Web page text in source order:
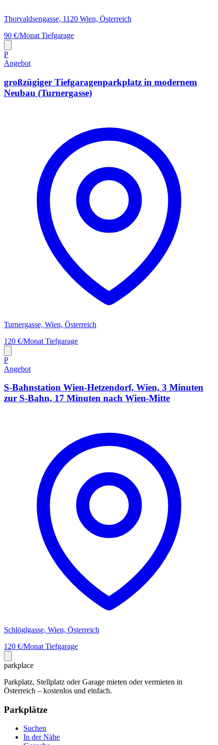
Thorvaldsengasse, 1120 Wien, Österreich
90 €/Monat Tiefgarage
P
Angebot
großzügiger Tiefgaragenparkplatz in modernem
Neubau (Turnergasse)
Turnergasse, Wien, Österreich
120 €/Monat Tiefgarage
P
Angebot
S-Bahnstation Wien-Hetzendorf, Wien, 3 Minuten
zur S-Bahn, 17 Minuten nach Wien-Mitte
Schlöglgasse, Wien, Österreich
120 €/Monat Tiefgarage
parkplace
Parkplatz, Stellplatz oder Garage mieten oder vermieten in
Österreich – kostenlos und einfach.
Parkplätze
Suchen
In der Nähe